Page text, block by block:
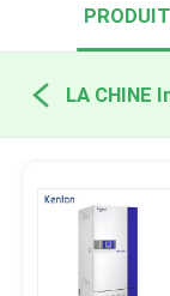
LA CHINE